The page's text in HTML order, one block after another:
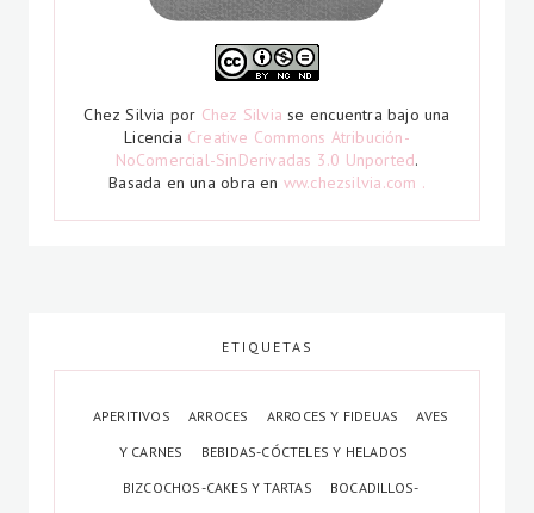
Chez Silvia por Chez Silvia se encuentra bajo una
Licencia Creative Commons Atribución-
NoComercial-SinDerivadas 3.0 Unported.
Basada en una obra en ww.chezsilvia.com .
ETIQUETAS
APERITIVOS ARROCES ARROCES Y FIDEUAS
AVES
Y CARNES
BEBIDAS-CÓCTELES Y HELADOS
BIZCOCHOS-CAKES Y TARTAS
BOCADILLOS-